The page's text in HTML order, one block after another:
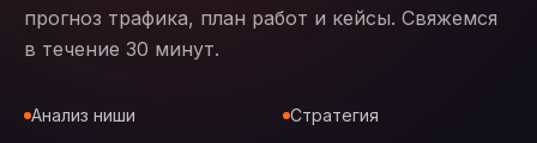
прогноз трафика, план работ и кейсы. Свяжемся
в течение 30 минут.
Анализ ниши
Стратегия